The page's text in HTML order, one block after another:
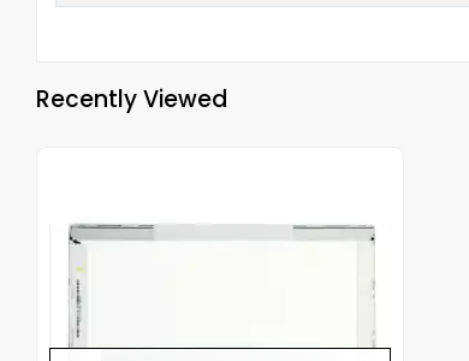
Recently Viewed